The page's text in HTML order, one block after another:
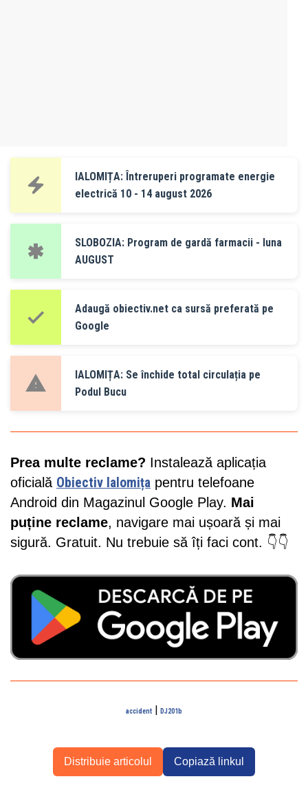
IALOMIȚA: Întreruperi programate energie
electrică 10 - 14 august 2026
SLOBOZIA: Program de gardă farmacii - luna
AUGUST
Adaugă obiectiv.net ca sursă preferată pe
Google
IALOMIȚA: Se închide total circulația pe
Podul Bucu
Prea multe reclame? Instalează aplicația
oficială Obiectiv Ialomița pentru telefoane
Android din Magazinul Google Play. Mai
puține reclame, navigare mai ușoară și mai
sigură. Gratuit. Nu trebuie să îți faci cont. 👇👇
accident DJ201b
Distribuie articolul Copiază linkul